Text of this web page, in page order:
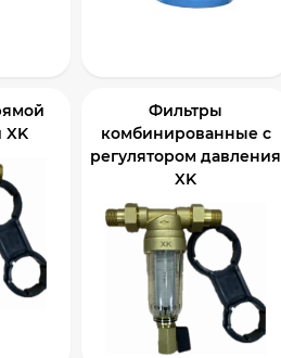
Фильтры
комбинированные с
регулятором давления
XK